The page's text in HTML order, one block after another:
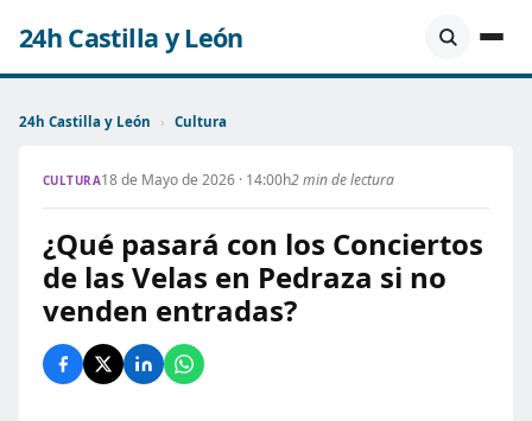
24h Castilla y León
24h Castilla y León › Cultura
CULTURA18 de Mayo de 2026 · 14:00h2 min de lectura
¿Qué pasará con los Conciertos
de las Velas en Pedraza si no
venden entradas?